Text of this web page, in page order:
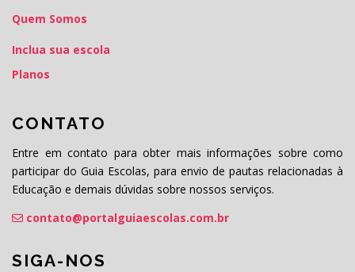
Quem Somos
Inclua sua escola
Planos
CONTATO
Entre em contato para obter mais informações sobre como
participar do Guia Escolas, para envio de pautas relacionadas à
Educação e demais dúvidas sobre nossos serviços.
contato@portalguiaescolas.com.br
SIGA-NOS